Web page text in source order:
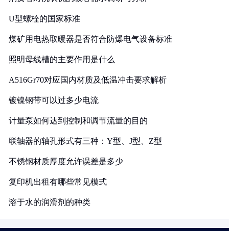
U型螺栓的国家标准
煤矿用电热取暖器是否符合防爆电气设备标准
照明母线槽的主要作用是什么
A516Gr70对应国内材质及低温冲击要求解析
镀镍钢带可以过多少电流
计量泵如何达到控制和调节流量的目的
联轴器的轴孔形式有三种：Y型、J型、Z型
不锈钢材质厚度允许误差是多少
复印机出租有哪些常见模式
溶于水的润滑剂的种类